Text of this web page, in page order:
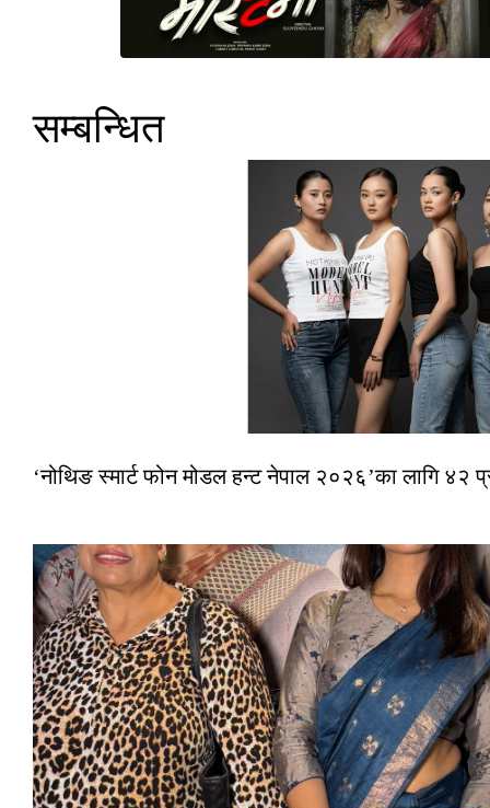
सम्बन्धित
‘नोथिङ स्मार्ट फोन मोडल हन्ट नेपाल २०२६’का लागि ४२